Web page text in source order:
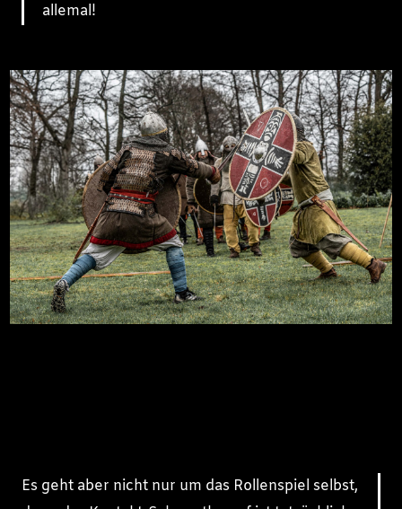
allemal!
Es geht aber nicht nur um das Rollenspiel selbst,